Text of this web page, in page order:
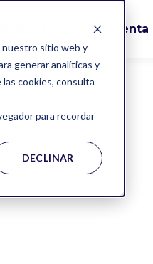
nuestro sitio web y
generar analíticas y
cookies, consulta
para recordar
DECLINAR
Posventa